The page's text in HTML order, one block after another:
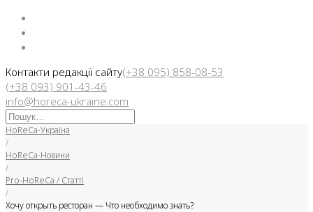
Контакти редакції сайту(+38 095) 858-08-53
(+38 093) 901-43-46
info@horeca-ukraine.com
Искать:
HoReCa-Україна
/
HoReCa-Новини
/
Pro-HoReCa / Статті
/
Хочу открыть ресторан — Что необходимо знать?